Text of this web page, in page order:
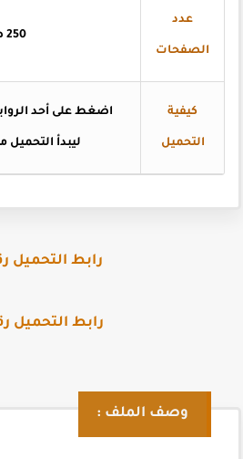
عدد
الصفحات
250 صفحة
كيفية
التحميل
اضغطعلى أحد الروابط
ليبدأ التحميل
رابط التحميل رقم
رابط التحميل رقم
وصف الملف :